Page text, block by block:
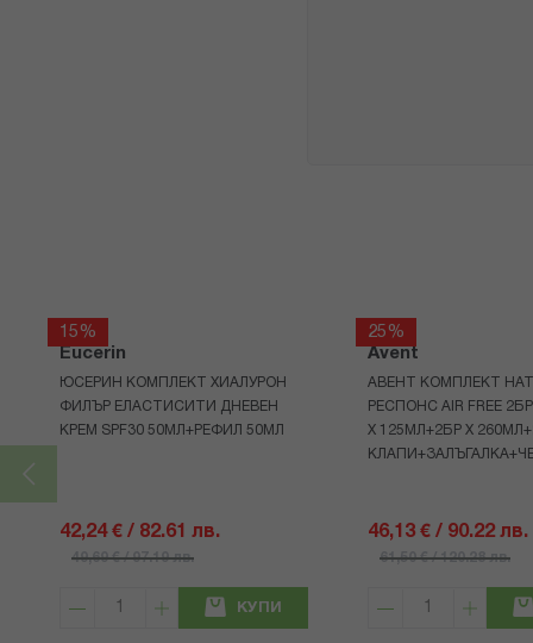
15%
Eucerin
ЮСЕРИН КОМПЛЕКТ ХИАЛУРОН
ФИЛЪР ЕЛАСТИСИТИ ДНЕВЕН
КРЕМ SPF30 50МЛ+РЕФИЛ 50МЛ
42,24 € / 82.61 лв.
49,69 € / 97.19 лв.
КУПИ
25%
Avent
АВЕНТ КОМПЛЕКТ
РЕСПОНС AIR FREE
Х 125МЛ+2БР Х
46,13 € / 90.22 лв.
61,50 € / 120.28 лв.